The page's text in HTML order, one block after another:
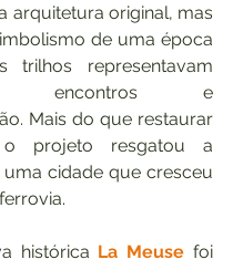
arquitetura original, mas
de uma época
representavam
encontros e
Mais do que restaurar
o projeto resgatou a
cidade que cresceu
histórica La Meuse foi